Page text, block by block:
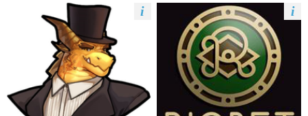
i i